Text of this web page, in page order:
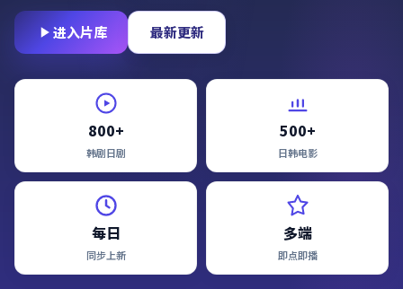
进入片库 最新更新
800+
韩剧日剧
500+
日韩电影
每日
同步上新
多端
即点即播